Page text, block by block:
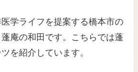
学ライフを提案する橋本市の
庵の和田です。こちらでは蓬
を紹介しています。